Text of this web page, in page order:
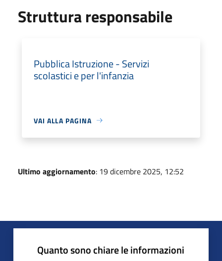
Struttura responsabile
Pubblica Istruzione - Servizi
scolastici e per l'infanzia
VAI ALLA PAGINA
Ultimo aggiornamento: 19 dicembre 2025, 12:52
Quanto sono chiare le informazioni